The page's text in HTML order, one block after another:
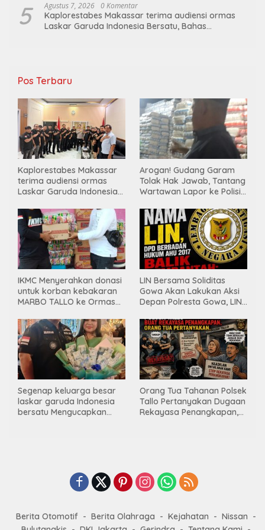
5 Agustus 7, 2026 0 Komentar
Kaplorestabes Makassar terima audiensi ormas
Laskar Garuda Indonesia Bersatu, Bahas
Pos Terbaru
Kaplorestabes Makassar
terima audiensi ormas
Laskar Garuda Indonesia
hingga kegiatan sosial.
Arogan! Gudang Garam
Tolak Hak Jawab, Tantang
Wartawan Lapor ke Polisi
IKMC Menyerahkan donasi
untuk korban kebakaran
MARBO TALLO ke Ormas
INDONESIA BERSATU
LIN Bersama Soliditas
Gowa Akan Lakukan Aksi
Depan Polresta Gowa, LIN
Ge’eran Nama
Lembaganya Di Catut
Segenap keluarga besar
laskar garuda Indonesia
bersatu Mengucapkan
Orang Tua Tahanan Polsek
Tallo Pertanyakan Dugaan
Rekayasa Penangkapan,
Berita Otomotif Berita Olahraga Kejahatan
Nissan